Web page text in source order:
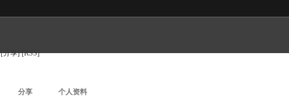
[分享] [RSS]
分享 个人资料